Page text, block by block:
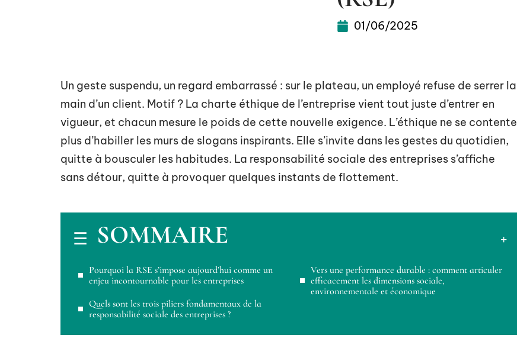
01/06/2025
Un geste suspendu, un regard embarrassé : sur le plateau, un employé refuse de serrer la
main d’un client. Motif ? La charte éthique de l’entreprise vient tout juste d’entrer en
vigueur, et chacun mesure le poids de cette nouvelle exigence. L’éthique ne se contente
plus d’habiller les murs de slogans inspirants. Elle s’invite dans les gestes du quotidien,
quitte à bousculer les habitudes. La responsabilité sociale des entreprises s’affiche
sans détour, quitte à provoquer quelques instants de flottement.
SOMMAIRE
Pourquoi la RSE s’impose aujourd’hui comme un
enjeu incontournable pour les entreprises
Quels sont les trois piliers fondamentaux de la
responsabilité sociale des entreprises ?
Vers une performance durable : comment articuler
efficacement les dimensions sociale,
environnementale et économique